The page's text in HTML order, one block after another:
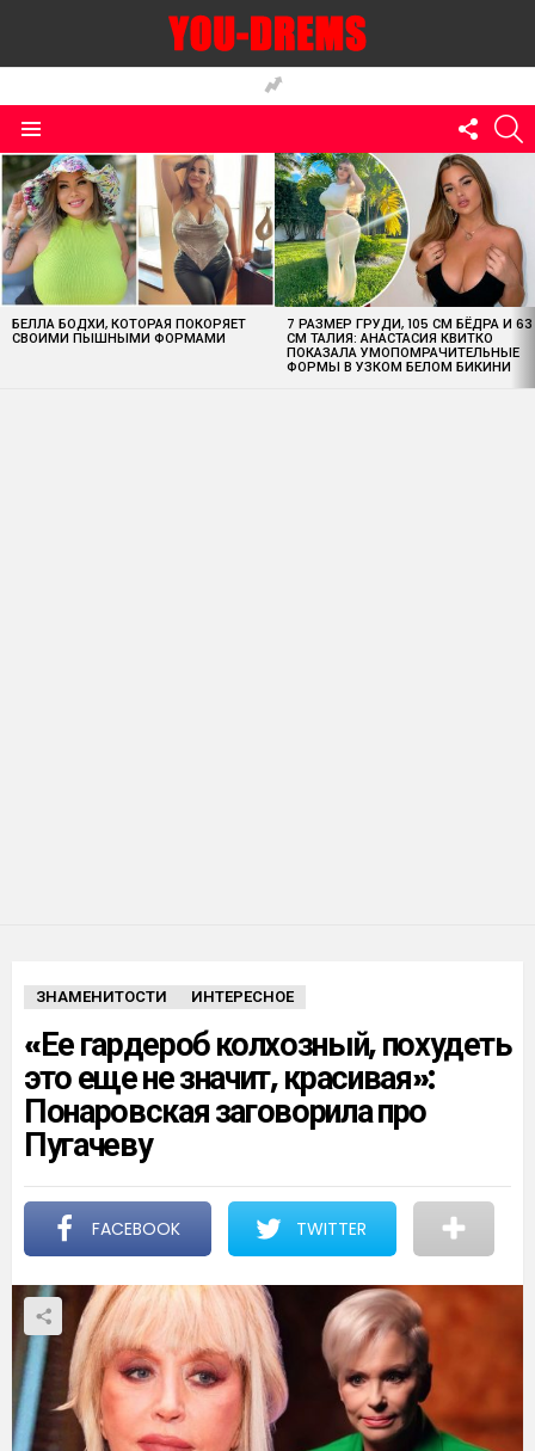
US
MOST
VIEWED
STORIES
БЕЛЛА БОДХИ, КОТОРАЯ ПОКОРЯЕТ
СВОИМИ ПЫШНЫМИ ФОРМАМИ
7 РАЗМЕР ГРУДИ, 105 СМ БЁДРА И 63
СМ ТАЛИЯ: АНАСТАСИЯ КВИТКО
ПОКАЗАЛА УМОПОМРАЧИТЕЛЬНЫЕ
ФОРМЫ В УЗКОМ БЕЛОМ БИКИНИ
ЗНАМЕНИТОСТИ ИНТЕРЕСНОЕ
«Ее гардероб колхозный, похудеть
это еще не значит, красивая»:
Понаровская заговорила про
Пугачеву
FACEBOOK TWITTER